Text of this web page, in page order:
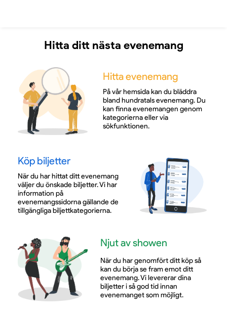
Hitta ditt nästa evenemang
Hitta evenemang
På vår hemsida kan du bläddra
bland hundratals evenemang. Du
kan finna evenemangen genom
kategorierna eller via
sökfunktionen.
Köp biljetter
När du har hittat ditt evenemang
väljer du önskade biljetter. Vi har
information på
evenemangssidorna gällande de
tillgängliga biljettkategorierna.
Njut av showen
När du har genomfört ditt köp så
kan du börja se fram emot ditt
evenemang. Vi levererar dina
biljetter i så god tid innan
evenemanget som möjligt.